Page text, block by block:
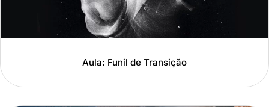
Aula: Funil de Transição